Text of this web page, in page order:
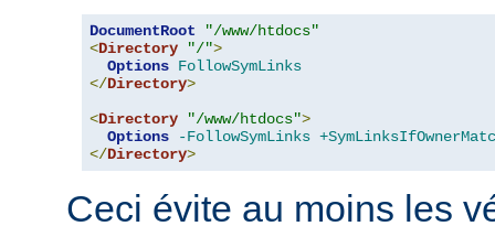
DocumentRoot
"/www/htdocs"
<Directory "/">
Options FollowSymLinks
</Directory>
<Directory "/www/htdocs">
Options
-FollowSymLinks
</Directory>
Ceci évite au moins les